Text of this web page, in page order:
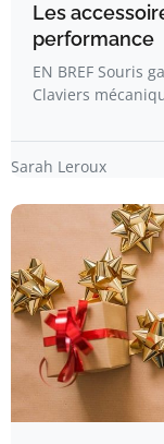
Les
performance
EN BREF Souris
Claviers
Sarah Leroux